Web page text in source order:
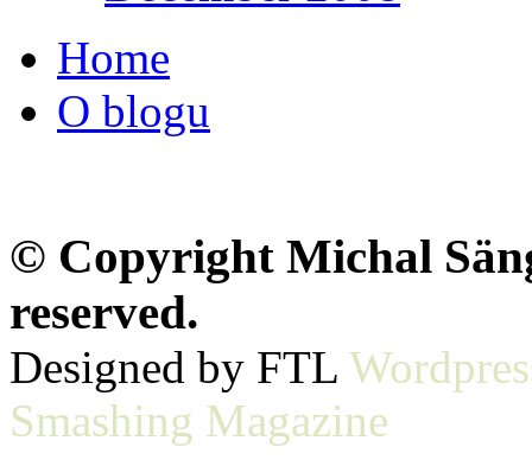
Home
O blogu
© Copyright Michal
reserved.
Designed by FTL
Smashing Magazine